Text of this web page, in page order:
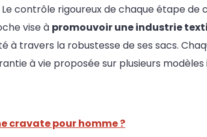
contrôle rigoureux de chaque étape
vise à promouvoir une industrie
travers la robustesse de ses sacs.
à vie proposée sur plusieurs
cravate pour homme ?